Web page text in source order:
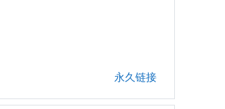
永久链接